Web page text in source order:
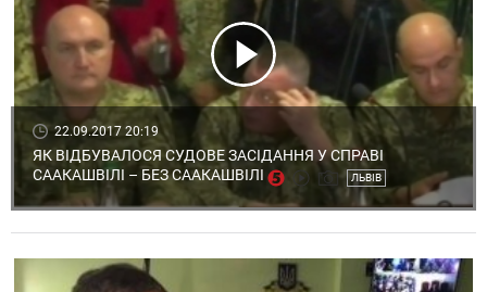
22.09.2017 20:19
ЯК ВІДБУВАЛОСЯ СУДОВЕ ЗАСІДАННЯ У СПРАВІ
СААКАШВІЛІ – БЕЗ СААКАШВІЛІ
ЛЬВІВ